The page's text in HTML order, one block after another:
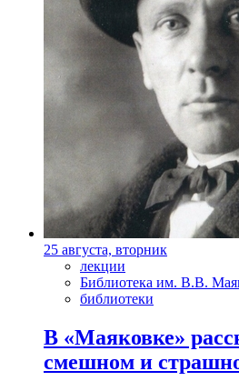
25 августа, вторник
лекции
Библиотека им. В.В.
библиотеки
В «Маяковке»
смешном и